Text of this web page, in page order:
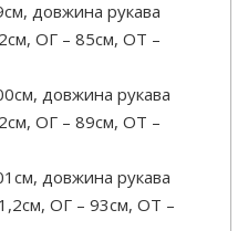
довжина рукава
ОГ – 85см, ОТ –
довжина рукава
ОГ – 89см, ОТ –
довжина рукава
ОГ – 93см, ОТ –